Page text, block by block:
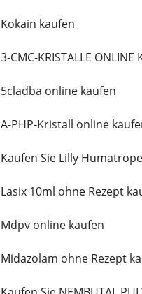
Kokain kaufen
3-CMC-KRISTALLE ONLINE
5cladba online kaufen
A-PHP-Kristall online
Kaufen Sie Lilly
Lasix 10ml ohne Rezept
Mdpv online kaufen
Midazolam ohne Rezept